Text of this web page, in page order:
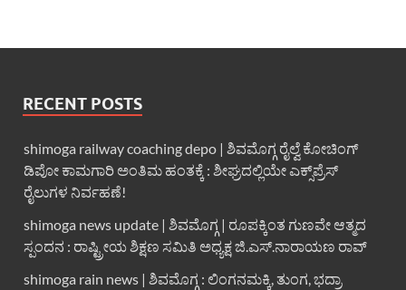
RECENT POSTS
shimoga railway coaching depo | ಶಿವಮೊಗ್ಗ ರೈಲ್ವೆ ಕೋಚಿಂಗ್
ಡಿಪೋ ಕಾಮಗಾರಿ ಅಂತಿಮ ಹಂತಕ್ಕೆ : ಶೀಘ್ರದಲ್ಲಿಯೇ ಎಕ್ಸ್‌ಪ್ರೆಸ್
ರೈಲುಗಳ ನಿರ್ವಹಣೆ!
shimoga news update | ಶಿವಮೊಗ್ಗ | ರೂಪಕ್ಕಿಂತ ಗುಣವೇ ಆತ್ಮದ
ಸ್ಪಂದನ : ರಾಷ್ಟ್ರೀಯ ಶಿಕ್ಷಣ ಸಮಿತಿ ಅಧ್ಯಕ್ಷ ಜಿ.ಎಸ್.ನಾರಾಯಣ ರಾವ್
shimoga rain news | ಶಿವಮೊಗ್ಗ : ಲಿಂಗನಮಕ್ಕಿ, ತುಂಗ, ಭದ್ರಾ